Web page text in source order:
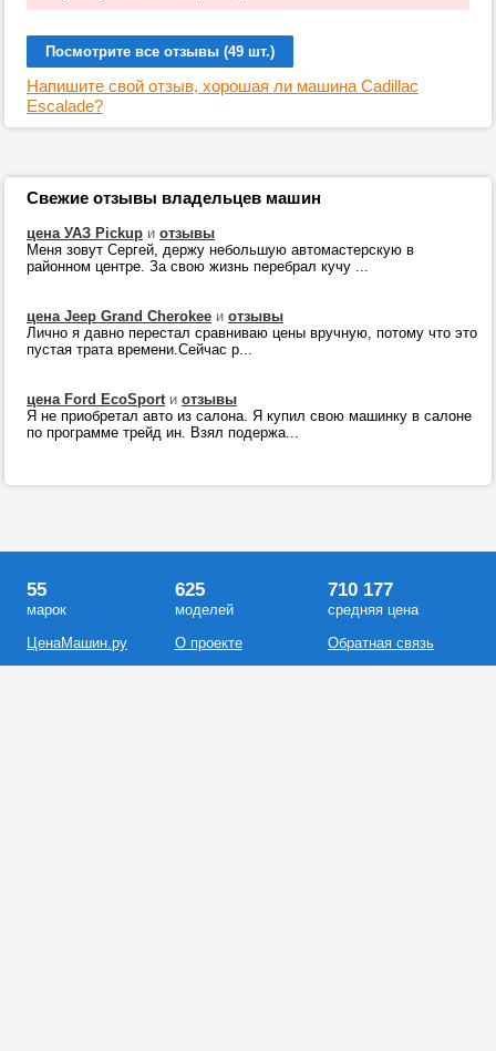
Посмотрите все отзывы (49 шт.)
Напишите свой отзыв, хорошая ли машина Cadillac
Escalade?
Свежие отзывы владельцев машин
цена УАЗ Pickup и отзывы
Меня зовут Сергей, держу небольшую автомастерскую в
районном центре. За свою жизнь перебрал кучу ...
цена Jeep Grand Cherokee и отзывы
Лично я давно перестал сравниваю цены вручную, потому что это
пустая трата времени.Сейчас р...
цена Ford EcoSportи отзывы
Я не приобретал авто из салона. Я купил свою машинку в салоне
по программе трейд ин. Взял подержа...
55
марок
ЦенаМашин.ру
625
моделей
О проекте
710 177
средняя цена
Обратная связь